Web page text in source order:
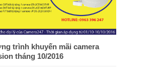
trình khuyến mãi camera
tháng 10/2016